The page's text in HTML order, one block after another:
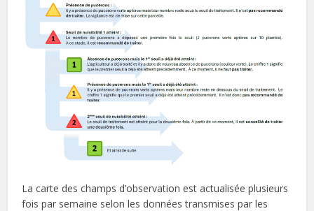
La carte des champs d’observation est actualisée plusieurs
fois par semaine selon les données transmises par les